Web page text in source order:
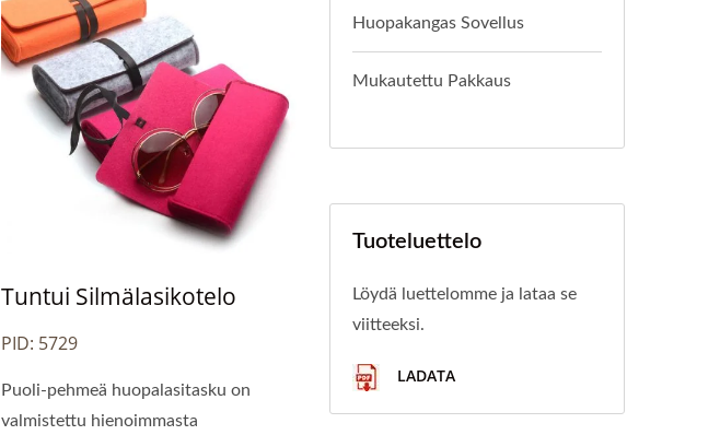
Tuntui Silmälasikotelo
PID: 5729
Puoli-pehmeä huopalasitasku on
valmistettu hienoimmasta
Huopakangas Sovellus
Mukautettu Pakkaus
Tuoteluettelo
Löydä luettelomme ja lataa se
viitteeksi.
LADATA